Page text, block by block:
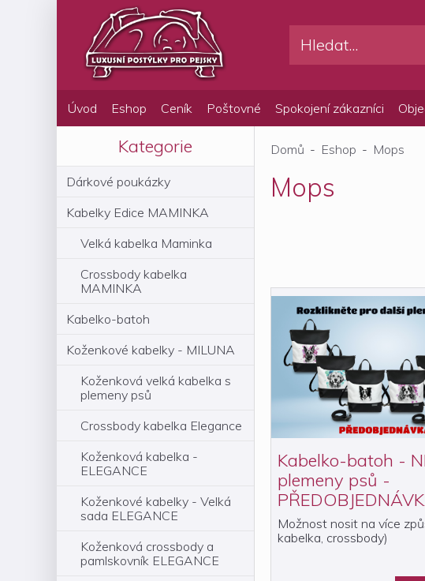
Úvod Eshop Ceník Poštovné Spokojení zákazníci
Kategorie
Dárkové poukázky
Kabelky Edice MAMINKA
Velká kabelka Maminka
Crossbody kabelka
MAMINKA
Kabelko-batoh
Koženkové kabelky - MILUNA
Koženková velká kabelka s
plemeny psů
Crossbody kabelka Elegance
Koženková kabelka -
ELEGANCE
Koženkové kabelky - Velká
sada ELEGANCE
Koženková crossbody a
pamlskovník ELEGANCE
Domů - Eshop - Mops
Mops
Kabelko-batoh -
plemeny psů -
Možnost nosit na více
kabelka, crossbody)